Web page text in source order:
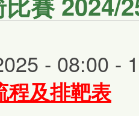
- 08:00 -
程及排靶表